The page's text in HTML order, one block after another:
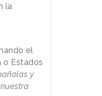
la
el
o Estados
y